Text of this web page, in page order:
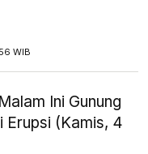
WIB
Ini Gunung
Erupsi (Kamis, 4